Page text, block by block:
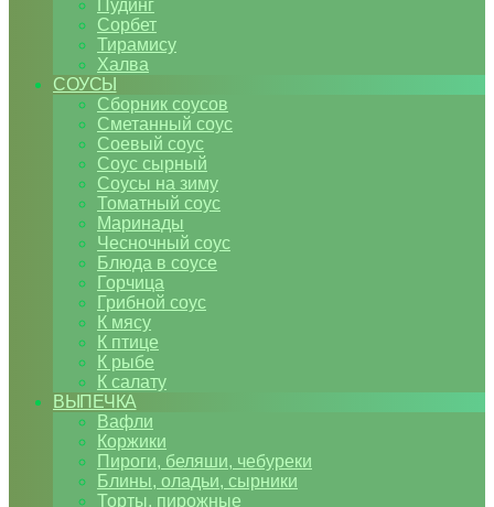
Пудинг
Сорбет
Тирамису
Халва
СОУСЫ
Сборник соусов
Сметанный соус
Соевый соус
Соус сырный
Соусы на зиму
Томатный соус
Маринады
Чесночный соус
Блюда в соусе
Горчица
Грибной соус
К мясу
К птице
К рыбе
К салату
ВЫПЕЧКА
Вафли
Коржики
Пироги, беляши, чебуреки
Блины, оладьи, сырники
Торты, пирожные